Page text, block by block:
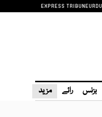
EXPRESS TRIBUNE
بزنس رائے مزید